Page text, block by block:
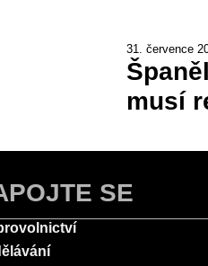
31. července
musí
SE